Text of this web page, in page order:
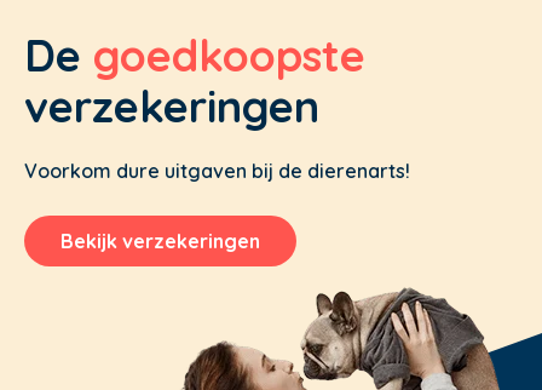
De goedkoopste
verzekeringen
Voorkom dure uitgaven bij de dierenarts!
Bekijk verzekeringen